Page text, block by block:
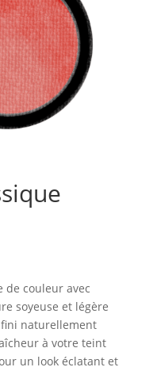
de couleur avec
soyeuse et légère
naturellement
à votre teint
un look éclatant et